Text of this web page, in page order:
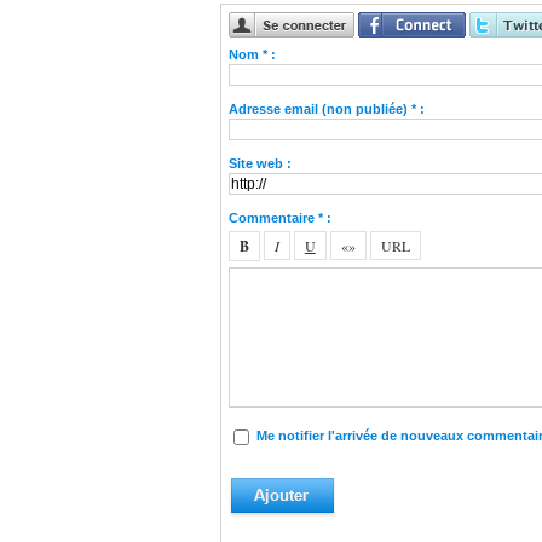
Nom * :
Adresse email (non publiée) * :
Site web :
Commentaire * :
Me notifier l'arrivée de nouveaux